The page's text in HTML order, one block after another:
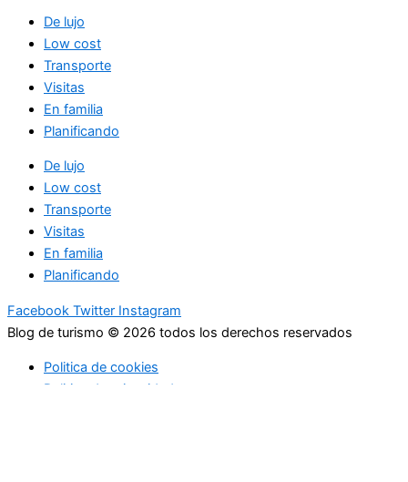
De lujo
Low cost
Transporte
Visitas
En familia
Planificando
De lujo
Low cost
Transporte
Visitas
En familia
Planificando
Facebook Twitter Instagram
Blog de turismo © 2026 todos los derechos reservados
Politica de cookies
Politica de privacidad